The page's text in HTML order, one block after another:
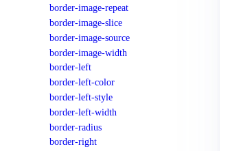
border-image-repeat
border-image-slice
border-image-source
border-image-width
border-left
border-left-color
border-left-style
border-left-width
border-radius
border-right